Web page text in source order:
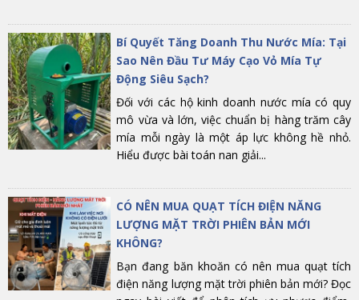
Bí Quyết Tăng Doanh Thu Nước Mía: Tại
Sao Nên Đầu Tư Máy Cạo Vỏ Mía Tự
Động Siêu Sạch?
Đối với các hộ kinh doanh nước mía có quy
mô vừa và lớn, việc chuẩn bị hàng trăm cây
mía mỗi ngày là một áp lực không hề nhỏ.
Hiểu được bài toán nan giải...
CÓ NÊN MUA QUẠT TÍCH ĐIỆN NĂNG
LƯỢNG MẶT TRỜI PHIÊN BẢN MỚI
KHÔNG?
Bạn đang băn khoăn có nên mua quạt tích
điện năng lượng mặt trời phiên bản mới? Đọc